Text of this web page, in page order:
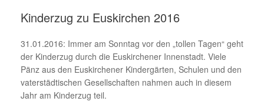
Kinderzug zu Euskirchen 2016
31.01.2016: Immer am Sonntag vor den „tollen Tagen“ geht
der Kinderzug durch die Euskirchener Innenstadt. Viele
Pänz aus den Euskirchener Kindergärten, Schulen und den
vaterstädtischen Gesellschaften nahmen auch in diesem
Jahr am Kinderzug teil.